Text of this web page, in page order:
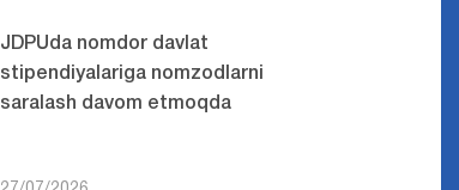
JDPUda nomdor davlat
stipendiyalariga nomzodlarni
saralash davom etmoqda